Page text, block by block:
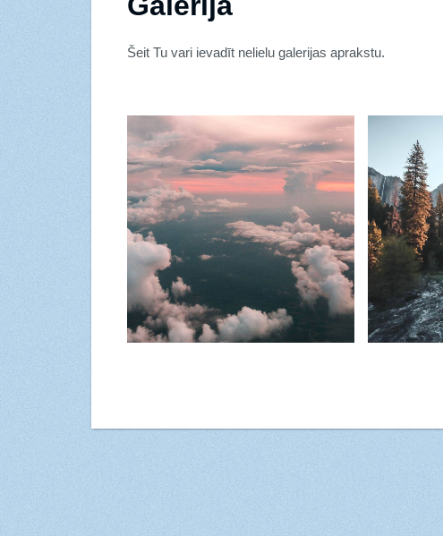
Šeit Tu vari ievadīt nelielu galerijas aprakstu.